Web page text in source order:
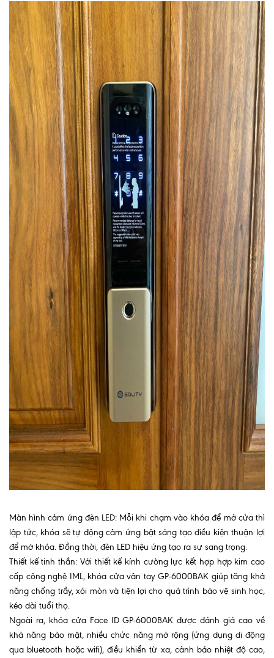
Màn hình cảm ứng đèn LED: Mỗi khi chạm vào khóa để mở cửa thì
lập tức, khóa sẽ tự động cảm ứng bật sáng tạo điều kiện thuận lợi
để mở khóa. Đồng thời, đèn LED hiệu ứng tạo ra sự sang trọng.
Thiết kế tinh thần: Với thiết kế kính cường lực kết hợp hợp kim cao
cấp công nghệ IML, khóa cửa vân tay GP-6000BAK giúp tăng khả
năng chống trầy, xói mòn và tiện lợi cho quá trình bảo vệ sinh học,
kéo dài tuổi thọ.
Ngoài ra, khóa cửa Face ID GP-6000BAK được đánh giá cao về
khả năng bảo mật, nhiều chức năng mở rộng (ứng dụng di động
qua bluetooth hoặc wifi), điều khiển từ xa, cảnh báo nhiệt độ cao,